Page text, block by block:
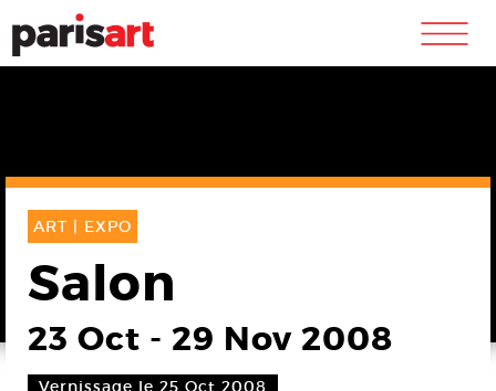
m
ART | EXPO
Salon
23 Oct - 29 Nov 2008
Vernissage le 25 Oct 2008